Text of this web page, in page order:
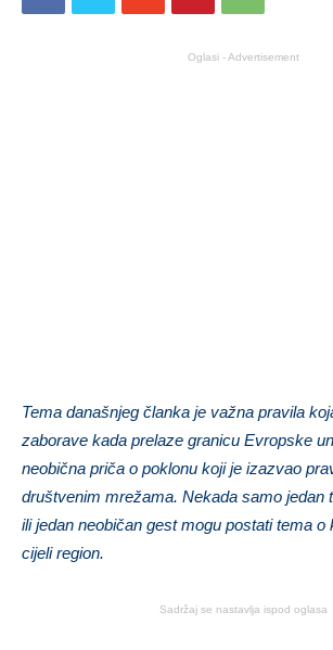
Oglasi - Advertisement
Tema današnjeg članka je važna pravila
zaborave kada prelaze granicu Evropske
neobična priča o poklonu koji je izazvao
društvenim mrežama. Nekada samo jedan
ili jedan neobičan gest mogu postati tema o
cijeli region.
Sadržaj se nastavlja ispod oglasa